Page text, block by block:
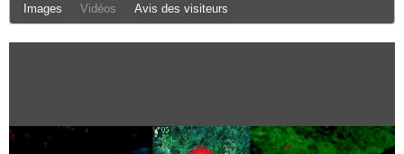
Images Vidéos Avis des visiteurs